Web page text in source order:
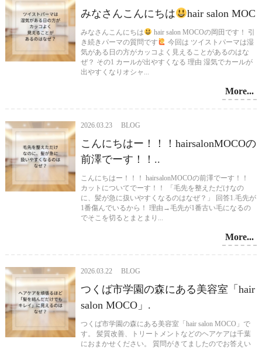
みなさんこんにちは hair salon MOC
みなさんこんにちは
hair salon MOCOの岡田です！ 引
き続きパーマの質問です
今回は ツイストパーマは湿
気がある日の方がカッコよく見えることがあるのはな
ぜ？ その1 カールが出やすくなる 理由 湿気でカールが
出やすくなりオシャ...
More...
2026.03.23 BLOG
こんにちはー！！！hairsalonMOCOの
前澤でーす！！..
こんにちはー！！！ hairsalonMOCOの前澤でーす！！
カットについてでーす！！ 「毛先を整えただけなの
に、髪が急に扱いやすくなるのはなぜ？」 回答1.毛先が
1番傷んでいるから！ 理由→毛先が1番古い毛になるの
でそこを切るとまとまり...
More...
2026.03.22 BLOG
つくば市学園の森にある美容室「hair
salon MOCO」.
つくば市学園の森にある美容室「hair salon MOCO」で
す。 髪質改善、トリートメントなどのヘアケアは千葉
におまかせください。 質問がきてましたのでお答えい